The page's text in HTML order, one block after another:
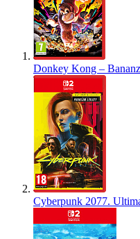
Donkey Kong –
Cyberpunk 2077.